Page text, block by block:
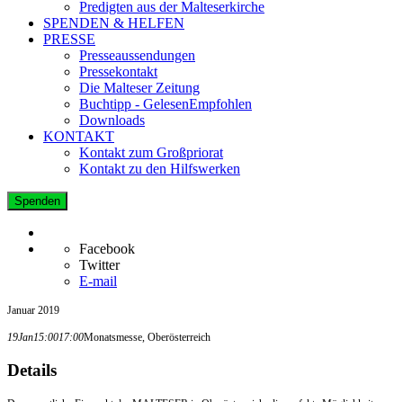
Predigten aus der Malteserkirche
SPENDEN & HELFEN
PRESSE
Presseaussendungen
Pressekontakt
Die Malteser Zeitung
Buchtipp - GelesenEmpfohlen
Downloads
KONTAKT
Kontakt zum Großpriorat
Kontakt zu den Hilfswerken
Spenden
Facebook
Twitter
E-mail
Januar 2019
19Jan15:0017:00Monatsmesse, Oberösterreich
Details